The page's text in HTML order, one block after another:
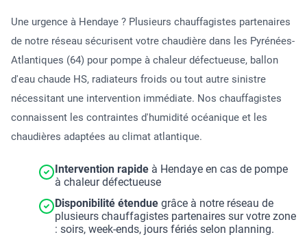
Une urgence à Hendaye ? Plusieurs chauffagistes partenaires
de notre réseau sécurisent votre chaudière dans les Pyrénées-
Atlantiques (64) pour pompe à chaleur défectueuse, ballon
d'eau chaude HS, radiateurs froids ou tout autre sinistre
nécessitant une intervention immédiate. Nos chauffagistes
connaissent les contraintes d'humidité océanique et les
chaudières adaptées au climat atlantique.
Intervention rapide à Hendaye en cas de pompe
à chaleur défectueuse
Disponibilité étendue grâce à notre réseau de
plusieurs chauffagistes partenaires sur votre zone
: soirs, week-ends, jours fériés selon planning.